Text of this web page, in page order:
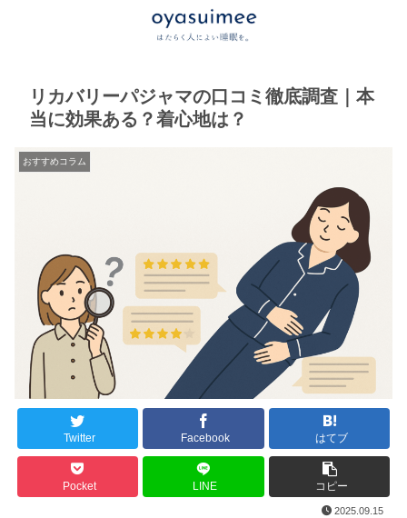
リカバリーパジャマの口コミ徹底調査｜本
当に効果ある？着心地は？
おすすめコラム
Twitter Facebook はてブ
Pocket LINE コピー
2025.09.15